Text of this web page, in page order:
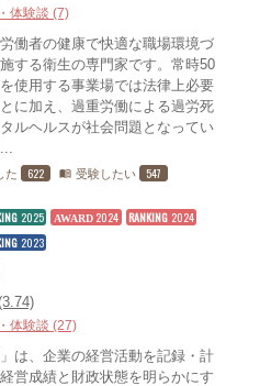
体験談 (7)
働者の健康で快適な職場環境づ
する衛生の専門家です。常時50
使用する事業場では法律上必要
に加え、過重労働による過労死
ルヘルスが社会問題となってい
た 622 menu_book 受験したい 547
2025 AWARD 2024 RANKING 2024
2023
体験談 (27)
」は、企業の経営活動を記録・計
営成績と財政状態を明らかにす